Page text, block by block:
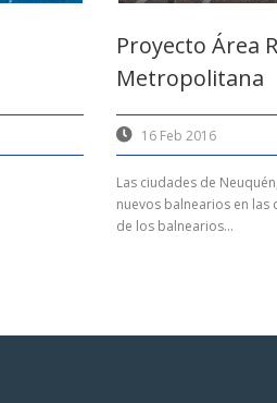
Proyecto Área
Metropolitana
16 Feb 2016
Las ciudades de
nuevos balnearios en las
de los balnearios...